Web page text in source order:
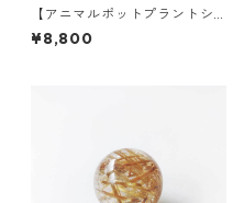
【アニマルポットプラントシ
リーズ】モンキー×セレウス×
丸サボテン
¥8,800